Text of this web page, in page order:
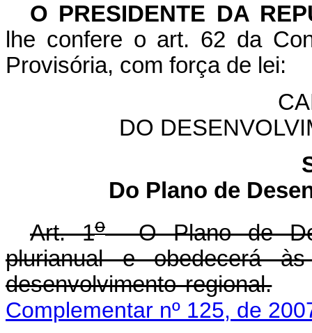
O PRESIDENTE DA
lhe confere o art. 62 da
Provisória, com força de lei:
DO
Do Plano de
Art. 1oO Plano de
plurianual e obedecerá
desenvolvimento regional.
Complementar nº 125, de